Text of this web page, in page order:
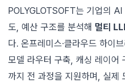
POLYGLOTSOFT는 기업의
도, 예산 구조를 분석해 멀티
다. 온프레미스·클라우드 하이
모델 라우터 구축, 캐싱 레이어
까지 전 과정을 지원하며, 실제